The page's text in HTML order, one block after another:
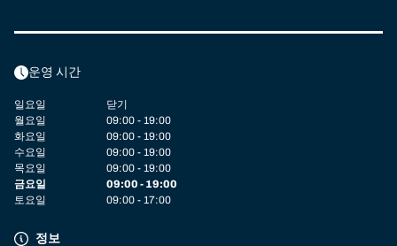
운영 시간
일요일
닫기
월요일
09:00 - 19:00
화요일
09:00 - 19:00
수요일
09:00 - 19:00
목요일
09:00 - 19:00
금요일
09:00 - 19:00
토요일
09:00 - 17:00
정보